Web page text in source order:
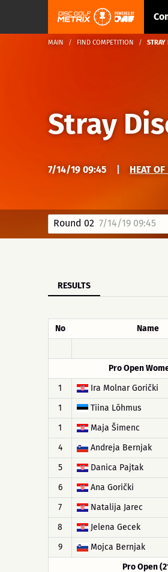
MAIN FIND COMPETITION
Stray
7/14/19 09:45 HEAT
Round 02 7/14/19 09:45
RESULTS
No Name
Pro Open
1
Ira Molnar Gorički
1
Tiina Lõhmus
1
Maja Šimenc
4
Andreja Bernjak
5
Danica Pajtak
6
Ana Gorički
7
Natalija Jarec
8
Jelena Gecek
9
Mojca Bernjak
Pro Open